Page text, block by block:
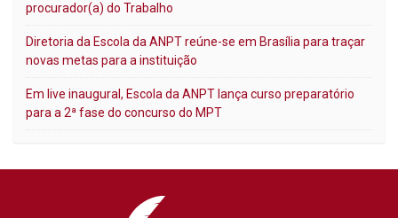
procurador(a) do Trabalho
Diretoria da Escola da ANPT reúne-se em Brasília para traçar
novas metas para a instituição
Em live inaugural, Escola da ANPT lança curso preparatório
para a 2ª fase do concurso do MPT